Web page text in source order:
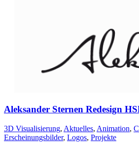
Aleksander Sternen Redesign
3D Visualisierung, Aktuelles, Animation,
Erscheinungsbilder, Logos, Projekte